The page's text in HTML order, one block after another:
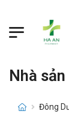
Nhà
Đông